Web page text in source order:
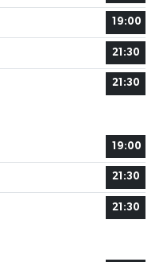
19:00
21:30
21:30
19:00
21:30
21:30